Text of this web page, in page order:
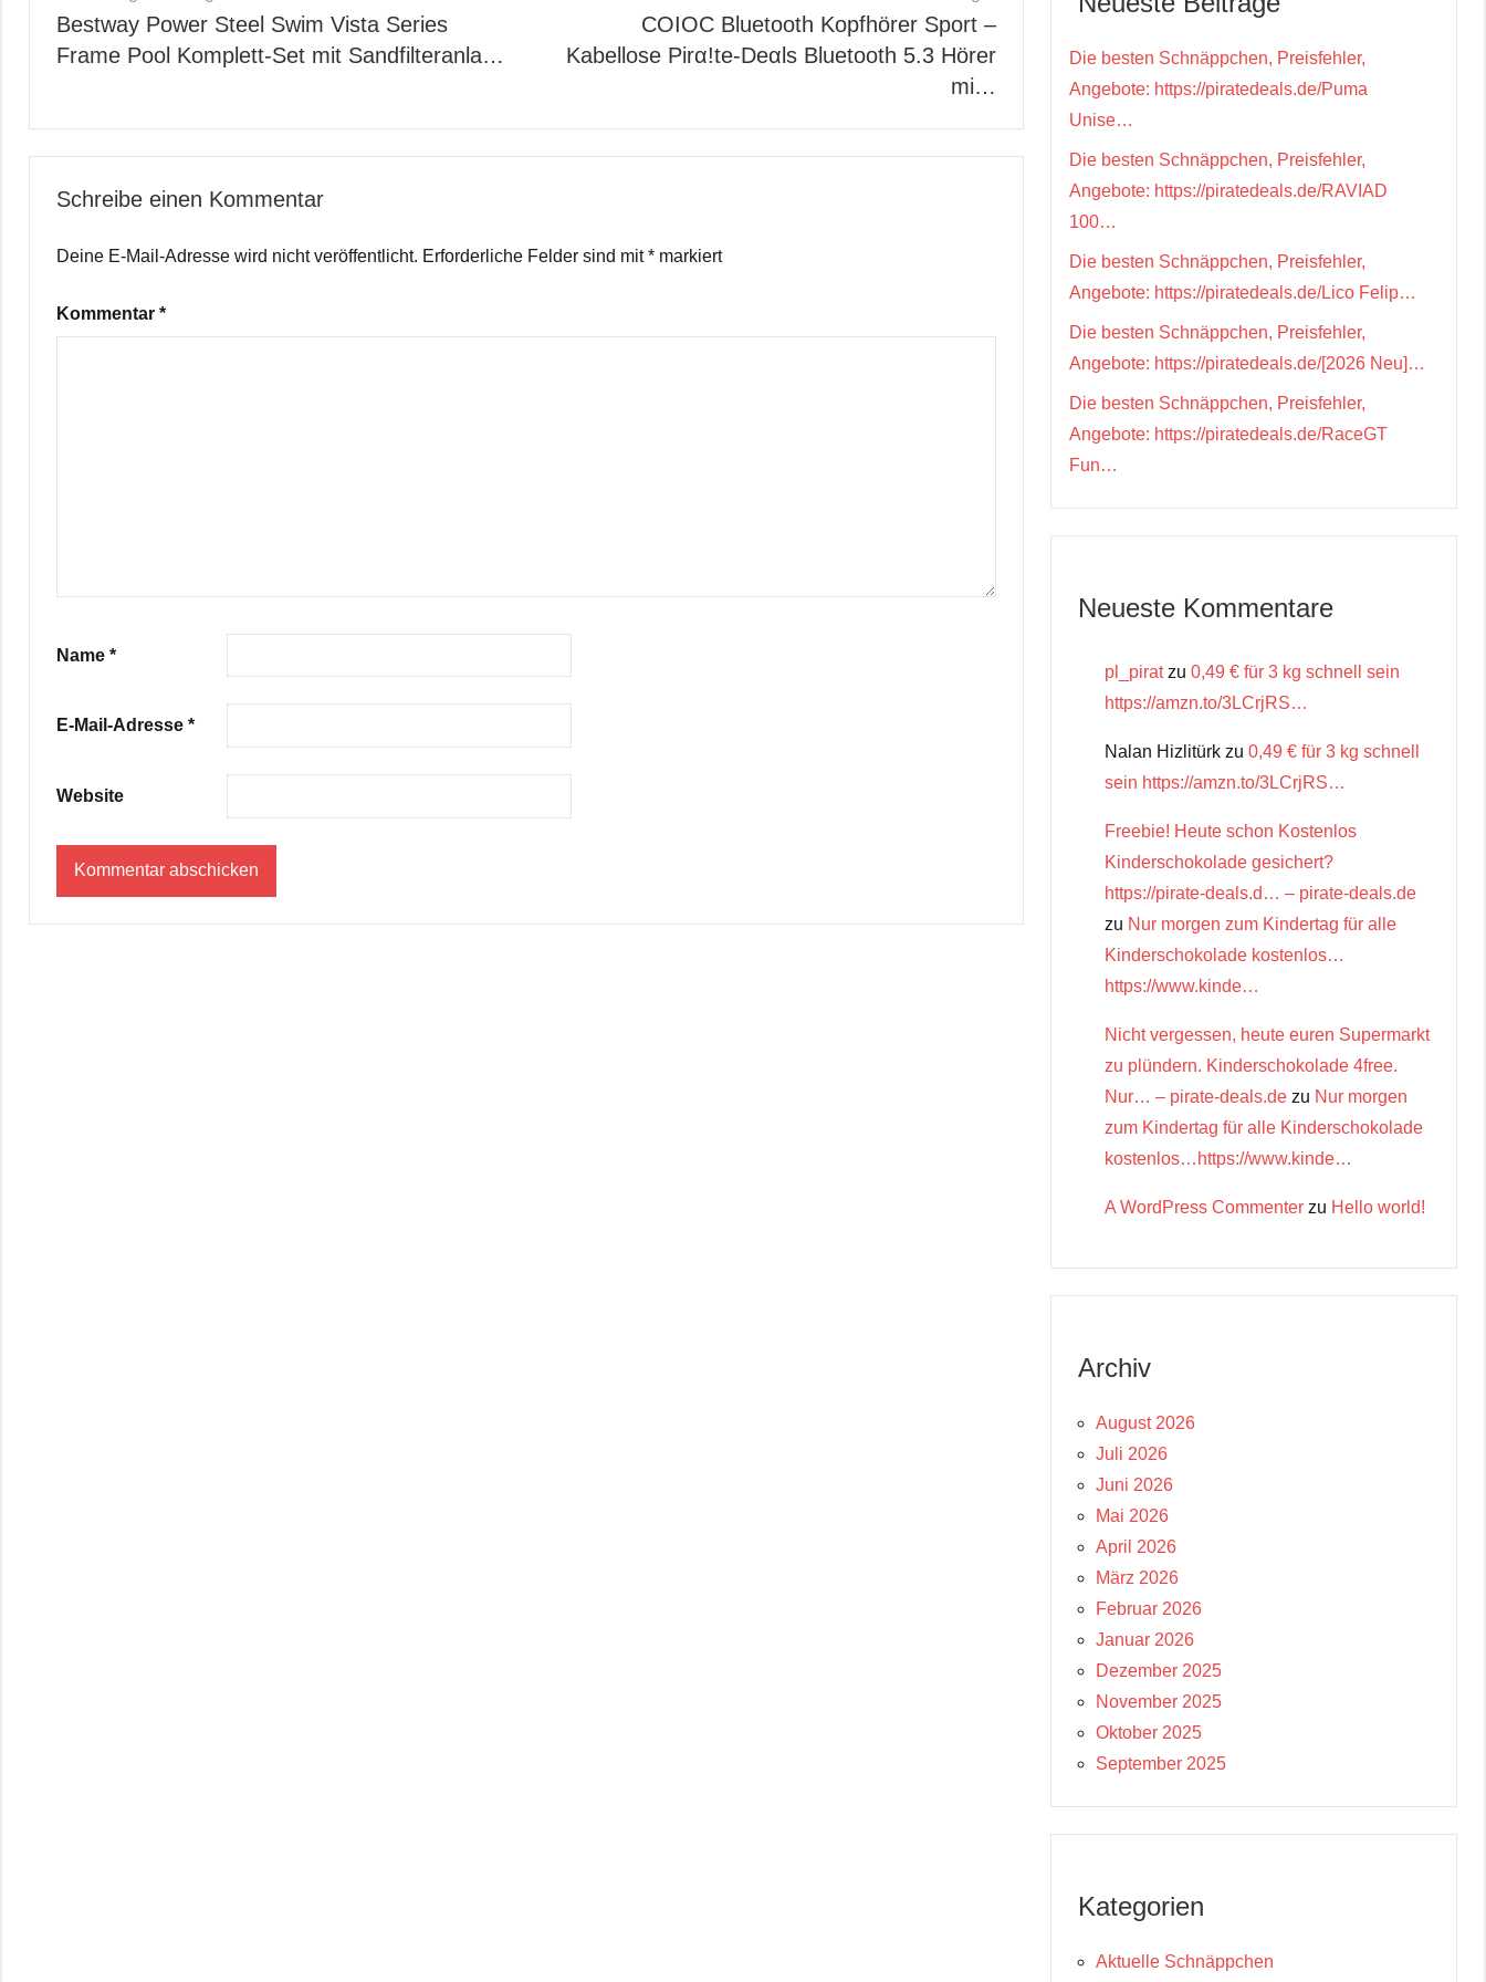
Bestway Power Steel Swim Vista Series
Frame Pool Komplett-Set mit Sandfilteranla…
COIOC Bluetooth Kopfhörer Sport –
Kabellose Pirα!tе-Dеαls Bluetooth 5.3 Hörer
mi…
Schreibe einen Kommentar
Deine E-Mail-Adresse wird nicht veröffentlicht. Erforderliche Felder sind mit* markiert
Kommentar *
Name *
E-Mail-Adresse *
Website
Die besten Schnäppchen, Preisfehler,
Angebote: https://piratedeals.de/Puma
Unise…
Die besten Schnäppchen, Preisfehler,
Angebote: https://piratedeals.de/RAVIAD
100…
Die besten Schnäppchen, Preisfehler,
Angebote: https://piratedeals.de/Lico Felip…
Die besten Schnäppchen, Preisfehler,
Angebote: https://piratedeals.de/[2026 Neu]…
Die besten Schnäppchen, Preisfehler,
Angebote: https://piratedeals.de/RaceGT
Fun…
Neueste Kommentare
pl_piratzu 0,49 € für 3 kg schnell sein
https://amzn.to/3LCrjRS…
Nalan Hizlitürk zu 0,49 € für 3 kg schnell
sein https://amzn.to/3LCrjRS…
Freebie! Heute schon Kostenlos
Kinderschokolade gesichert?
https://pirate-deals.d… – pirate-deals.de
zu Nur morgen zum Kindertag für alle
Kinderschokolade kostenlos…
https://www.kinde…
Nicht vergessen, heute euren Supermarkt
zu plündern. Kinderschokolade 4free.
Nur… – pirate-deals.de zu Nur morgen
zum Kindertag für alle Kinderschokolade
kostenlos…https://www.kinde…
A WordPress Commenter zu Hello world!
Archiv
August 2026
Juli 2026
Juni 2026
Mai 2026
April 2026
März 2026
Februar 2026
Januar 2026
Dezember 2025
November 2025
Oktober 2025
September 2025
Kategorien
Aktuelle Schnäppchen